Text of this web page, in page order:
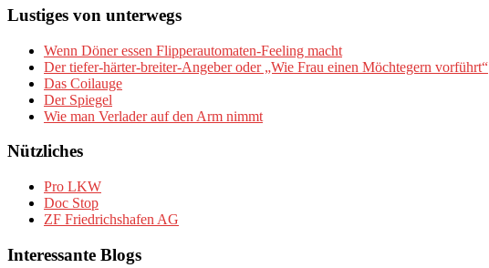
Lustiges von unterwegs
Wenn Döner essen Flipperautomaten-Feeling macht
Der tiefer-härter-breiter-Angeber oder „Wie Frau einen Möchtegern vorführt“
Das Coilauge
Der Spiegel
Wie man Verlader auf den Arm nimmt
Nützliches
Pro LKW
Doc Stop
ZF Friedrichshafen AG
Interessante Blogs